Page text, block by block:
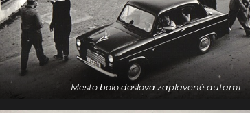
Mesto bolo doslova zaplavené autami